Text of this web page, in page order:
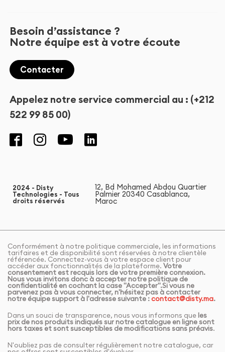
Besoin d’assistance ?
Notre équipe est à votre écoute
Contacter
Appelez notre service commercial au : (+212
522 99 85 00)
2024 - Disty
Technologies - Tous
droits réservés
12, Bd Mohamed Abdou Quartier
Palmier 20340 Casablanca,
Maroc
Conformément à notre politique commerciale, les informations
tarifaires et de disponibilité sont réservées à notre clientèle
référencée. Connectez-vous à votre espace client pour
accéder aux fonctionnalités de la plateforme. Votre
consentement est recquis lors de votre première connexion.
Nous vous invitons donc à accepter notre politique de
confidentialité en cochant la case "Accepter".Si vous ne
parvenez pas à vous connecter, n'hésitez pas à contacter
notre équipe support à l'adresse suivante :contact@disty.ma.
Dans un souci de transparence, nous vous informons que les
prix de nos produits indiqués sur notre catalogue en ligne sont
hors taxes et sont susceptibles de modifications sans préavis.
N'oubliez pas de consulter régulièrement notre catalogue, car